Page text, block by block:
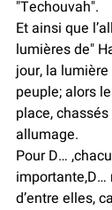
"Techouvah".
Et ainsi que
lumières de"
jour, la
peuple; alors
place,
allumage.
Pour D…
importante,D…
d’entre elles,